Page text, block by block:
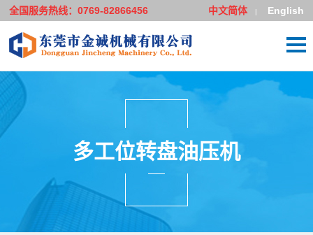
全国服务热线：0769-82866456 中文简体 | English
多工位转盘油压机